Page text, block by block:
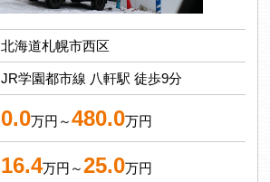
北海道札幌市西区
JR学園都市線 八軒駅 徒歩9分
0.0万円～480.0万円
16.4万円～25.0万円